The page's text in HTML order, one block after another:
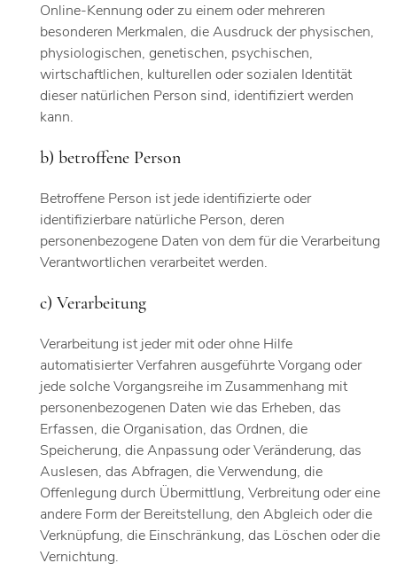
Online-Kennung oder zu einem oder mehreren
besonderen Merkmalen, die Ausdruck der physischen,
physiologischen, genetischen, psychischen,
wirtschaftlichen, kulturellen oder sozialen Identität
dieser natürlichen Person sind, identifiziert werden
kann.
b) betroffene Person
Betroffene Person ist jede identifizierte oder
identifizierbare natürliche Person, deren
personenbezogene Daten von dem für die Verarbeitung
Verantwortlichen verarbeitet werden.
c) Verarbeitung
Verarbeitung ist jeder mit oder ohne Hilfe
automatisierter Verfahren ausgeführte Vorgang oder
jede solche Vorgangsreihe im Zusammenhang mit
personenbezogenen Daten wie das Erheben, das
Erfassen, die Organisation, das Ordnen, die
Speicherung, die Anpassung oder Veränderung, das
Auslesen, das Abfragen, die Verwendung, die
Offenlegung durch Übermittlung, Verbreitung oder eine
andere Form der Bereitstellung, den Abgleich oder die
Verknüpfung, die Einschränkung, das Löschen oder die
Vernichtung.